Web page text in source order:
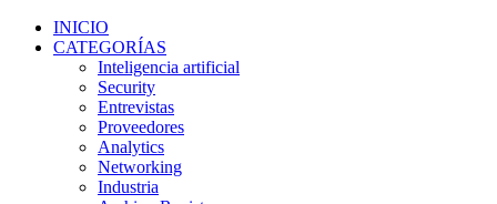
INICIO
CATEGORÍAS
Inteligencia artificial
Security
Entrevistas
Proveedores
Analytics
Networking
Industria